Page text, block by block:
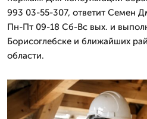
993 03-55-307, ответит Семен
Пн-Пт 09-18 Сб-Вс вых. и
Борисоглебске и ближайших
области.